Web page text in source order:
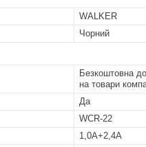
WALKER
Чорний
Безкоштовна
на товари
Да
WCR-22
1,0А+2,4A